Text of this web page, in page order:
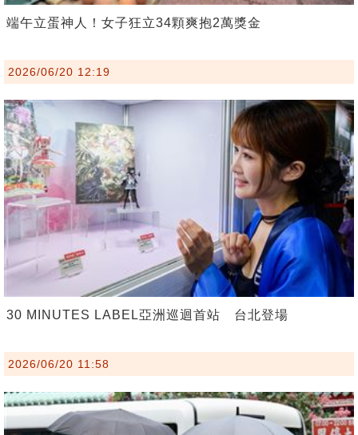
端午立蛋神人！女子狂立34顆爽抱2萬獎金
2026/06/20 12:19
30 MINUTES LABEL亞洲巡迴首站 台北登場
2026/06/20 11:58